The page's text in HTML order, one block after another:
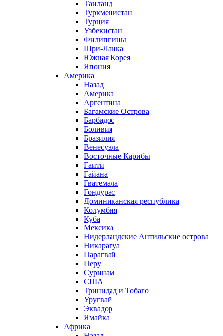
Таиланд
Туркменистан
Турция
Узбекистан
Филиппины
Шри-Ланка
Южная Корея
Япония
Америка
Назад
Америка
Аргентина
Багамские Острова
Барбадос
Боливия
Бразилия
Венесуэла
Восточные Карибы
Гаити
Гайана
Гватемала
Гондурас
Доминиканская республика
Колумбия
Куба
Мексика
Нидерландские Антильские острова
Никарагуа
Парагвай
Перу
Суринам
США
Тринидад и Тобаго
Уругвай
Эквадор
Ямайка
Африка